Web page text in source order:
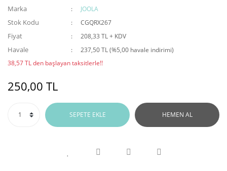
Marka JOOLA
Stok Kodu CGQRX267
Fiyat 208,33 TL + KDV
Havale
237,50 TL (%5,00 havale indirimi)
38,57 TL den başlayan taksitlerle!!
250,00 TL
SEPETE EKLE HEMEN AL